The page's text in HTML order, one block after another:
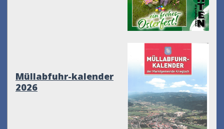
Müllabfuhr-kalender
2026